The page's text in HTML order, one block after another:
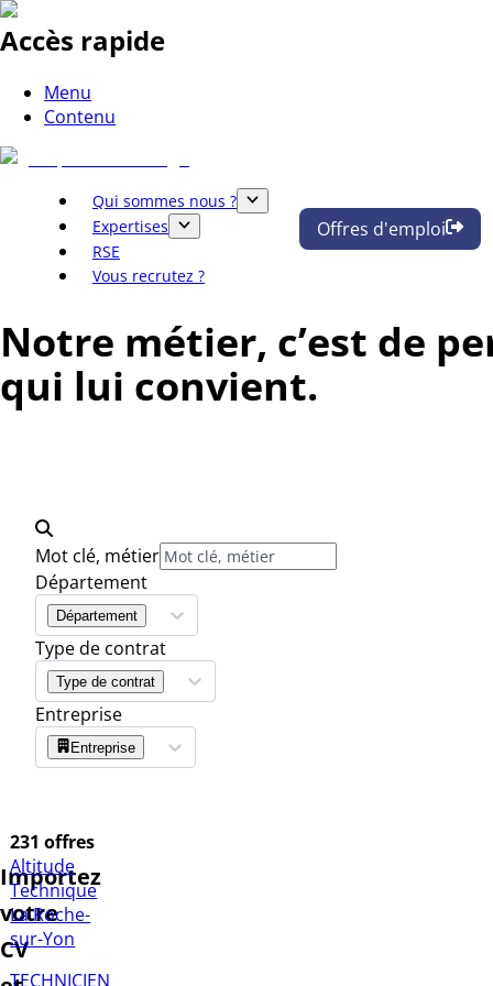
Accès rapide
Menu
Contenu
Qui sommes nous ?
Expertises
RSE
Vous recrutez ?
Offres d'emploi
Notre métier, c’est de
qui lui convient.
Mot clé, métier
Département
Département
Type de contrat
Type de contrat
Entreprise
Entreprise
Importez
votre
CV
231 offres
Altitude
Technique
La Roche-
sur-Yon
TECHNICIEN